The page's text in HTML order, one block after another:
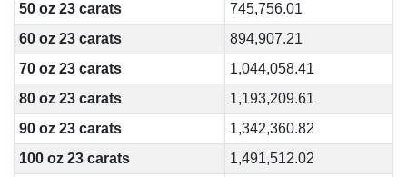
50 oz 23 carats
745,756.01
60 oz 23 carats
894,907.21
70 oz 23 carats
1,044,058.41
80 oz 23 carats
1,193,209.61
90 oz 23 carats
1,342,360.82
100 oz 23 carats
1,491,512.02